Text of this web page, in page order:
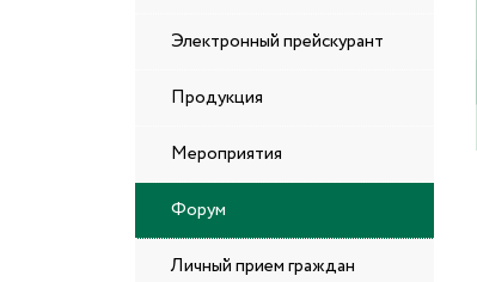
Электронный прейскурант
Продукция
Мероприятия
Форум
Личный прием граждан